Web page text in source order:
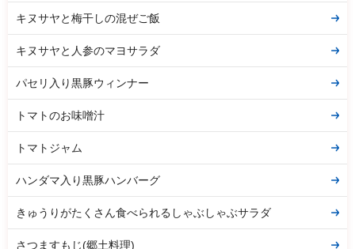
キヌサヤと梅干しの混ぜご飯
キヌサヤと人参のマヨサラダ
パセリ入り黒豚ウィンナー
トマトのお味噌汁
トマトジャム
ハンダマ入り黒豚ハンバーグ
きゅうりがたくさん食べられるしゃぶしゃぶサラダ
さつますもじ(郷土料理)